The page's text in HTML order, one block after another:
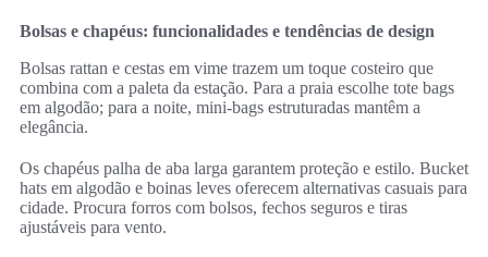
Bolsas e chapéus: funcionalidades e tendências de design
Bolsas rattan e cestas em vime trazem um toque costeiro que
combina com a paleta da estação. Para a praia escolhe tote bags
em algodão; para a noite, mini-bags estruturadas mantêm a
elegância.
Os chapéus palha de aba larga garantem proteção e estilo. Bucket
hats em algodão e boinas leves oferecem alternativas casuais para
cidade. Procura forros com bolsos, fechos seguros e tiras
ajustáveis para vento.